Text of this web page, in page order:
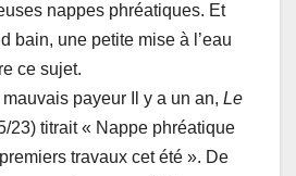
nappes phréatiques. Et
bain, une petite mise à l’eau
ce sujet.
payeur Il y a un an, Le
23) titrait « Nappe phréatique
travaux cet été ». De